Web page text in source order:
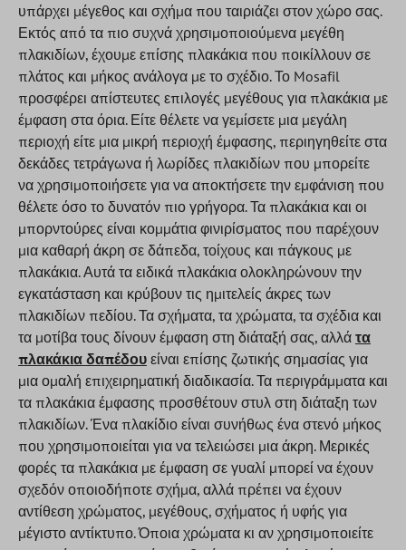
υπάρχει μέγεθος και σχήμα που ταιριάζει στον χώρο σας.
Εκτός από τα πιο συχνά χρησιμοποιούμενα μεγέθη
πλακιδίων, έχουμε επίσης πλακάκια που ποικίλλουν σε
πλάτος και μήκος ανάλογα με το σχέδιο. Το Mosafil
προσφέρει απίστευτες επιλογές μεγέθους για πλακάκια με
έμφαση στα όρια. Είτε θέλετε να γεμίσετε μια μεγάλη
περιοχή είτε μια μικρή περιοχή έμφασης, περιηγηθείτε στα
δεκάδες τετράγωνα ή λωρίδες πλακιδίων που μπορείτε
να χρησιμοποιήσετε για να αποκτήσετε την εμφάνιση που
θέλετε όσο το δυνατόν πιο γρήγορα. Τα πλακάκια και οι
μπορντούρες είναι κομμάτια φινιρίσματος που παρέχουν
μια καθαρή άκρη σε δάπεδα, τοίχους και πάγκους με
πλακάκια. Αυτά τα ειδικά πλακάκια ολοκληρώνουν την
εγκατάσταση και κρύβουν τις ημιτελείς άκρες των
πλακιδίων πεδίου. Τα σχήματα, τα χρώματα, τα σχέδια και
τα μοτίβα τους δίνουν έμφαση στη διάταξή σας, αλλά τα
πλακάκια δαπέδου είναι επίσης ζωτικής σημασίας για
μια ομαλή επιχειρηματική διαδικασία. Τα περιγράμματα και
τα πλακάκια έμφασης προσθέτουν στυλ στη διάταξη των
πλακιδίων. Ένα πλακίδιο είναι συνήθως ένα στενό μήκος
που χρησιμοποιείται για να τελειώσει μια άκρη. Μερικές
φορές τα πλακάκια με έμφαση σε γυαλί μπορεί να έχουν
σχεδόν οποιοδήποτε σχήμα, αλλά πρέπει να έχουν
αντίθεση χρώματος, μεγέθους, σχήματος ή υφής για
μέγιστο αντίκτυπο. Όποια χρώματα κι αν χρησιμοποιείτε